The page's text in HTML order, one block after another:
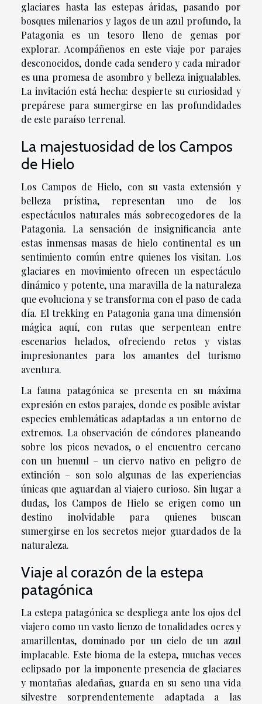
glaciares hasta las estepas áridas, pasando por
bosques milenarios y lagos de un azul profundo, la
Patagonia es un tesoro lleno de gemas por
explorar. Acompáñenos en este viaje por parajes
desconocidos, donde cada sendero y cada mirador
es una promesa de asombro y belleza inigualables.
La invitación está hecha: despierte su curiosidad y
prepárese para sumergirse en las profundidades
de este paraíso terrenal.
La majestuosidad de los Campos
de Hielo
Los Campos de Hielo, con su vasta extensión y
belleza prístina, representan uno de los
espectáculos naturales más sobrecogedores de la
Patagonia. La sensación de insignificancia ante
estas inmensas masas de hielo continental es un
sentimiento común entre quienes los visitan. Los
glaciares en movimiento ofrecen un espectáculo
dinámico y potente, una maravilla de la naturaleza
que evoluciona y se transforma con el paso de cada
día. El trekking en Patagonia gana una dimensión
mágica aquí, con rutas que serpentean entre
escenarios helados, ofreciendo retos y vistas
impresionantes para los amantes del turismo
aventura.
La fauna patagónica se presenta en su máxima
expresión en estos parajes, donde es posible avistar
especies emblemáticas adaptadas a un entorno de
extremos. La observación de cóndores planeando
sobre los picos nevados, o el encuentro cercano
con un huemul – un ciervo nativo en peligro de
extinción – son solo algunas de las experiencias
únicas que aguardan al viajero curioso. Sin lugar a
dudas, los Campos de Hielo se erigen como un
destino inolvidable para quienes buscan
sumergirse en los secretos mejor guardados de la
naturaleza.
Viaje al corazón de la estepa
patagónica
La estepa patagónica se despliega ante los ojos del
viajero como un vasto lienzo de tonalidades ocres y
amarillentas, dominado por un cielo de un azul
implacable. Este bioma de la estepa, muchas veces
eclipsado por la imponente presencia de glaciares
y montañas aledañas, guarda en su seno una vida
silvestre sorprendentemente adaptada a las